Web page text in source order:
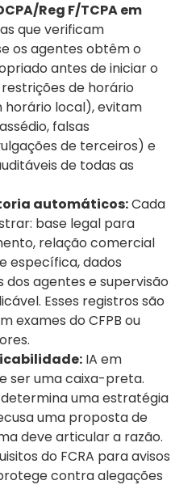
Reg F/TCPA em
que verificam
os agentes obtêm o
antes de iniciar o
de horário
horário local), evitam
falsas
de terceiros) e
de todas as
automáticos: Cada
base legal para
relação comercial
específica, dados
dos agentes e supervisão
Esses registros são
exames do CFPB ou
IA em
ser uma caixa-preta.
uma estratégia
uma proposta de
deve articular a razão.
do FCRA para avisos
contra alegações